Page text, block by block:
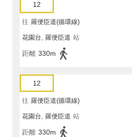
12
往 羅便臣道(循環線)
花園台, 羅便臣道 站
距離 330m
12
往 羅便臣道(循環線)
花園台, 羅便臣道 站
距離 330m